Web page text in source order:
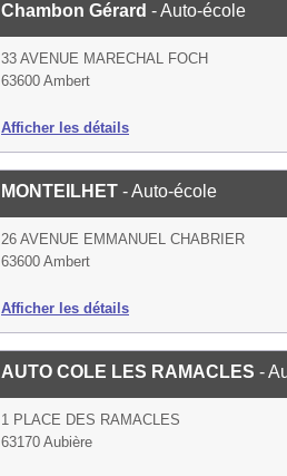
Chambon Gérard - Auto-école
33 AVENUE MARECHAL FOCH
63600 Ambert
Afficher les détails
MONTEILHET - Auto-école
26 AVENUE EMMANUEL CHABRIER
63600 Ambert
Afficher les détails
AUTO COLE LES RAMACLES -
1 PLACE DES RAMACLES
63170 Aubière